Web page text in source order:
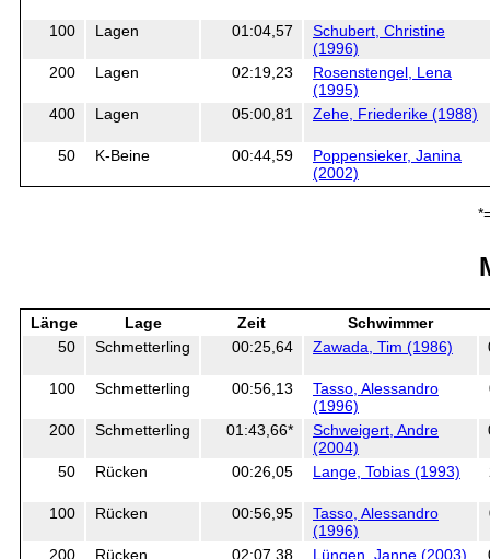
100 Lagen 01:04,57
Schubert, Christine
(1996)
200
Lagen 02:19,23
Rosenstengel, Lena
(1995)
400
Lagen 05:00,81 Zehe, Friederike (1988)
50 K-Beine 00:44,59
Poppensieker, Janina
(2002)
Länge Lage Zeit
Schwimmer
50
Schmetterling 00:25,64 Zawada, Tim (1986)
100 Schmetterling 00:56,13
Tasso, Alessandro
(1996)
200 Schmetterling 01:43,66*
Schweigert, Andre
(2004)
50 Rücken 00:26,05 Lange, Tobias (1993)
100 Rücken 00:56,95
Tasso, Alessandro
(1996)
200 Rücken 02:07,38 Lüngen, Janne (2003)